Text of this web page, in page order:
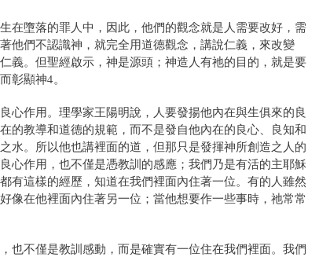
在墮落的罪人中，因此，他們的觀念就是人需要改好，需
他們不認識神，就完全用道德觀念，講說仁義，來改變
義。但聖經啟示，神是源頭；神造人有祂的目的，就是要
彰顯神4。
心作用。理學家王陽明說，人要發揚他內在與生俱來的良
的教導和道德的規範，而不是發自他內在的良心、良知和
水。所以他也講裡面的道，但那只是發揮神所創造之人的
心作用，也不僅是憑教訓的感應；我們乃是有活的主耶穌
有這樣的經歷，知道在我們裡面內住著一位。有的人雖然
像在他裡面內住著另一位；當他想要作一些事時，祂常常
也不僅是教訓感動，而是確實有一位住在我們裡面。我們